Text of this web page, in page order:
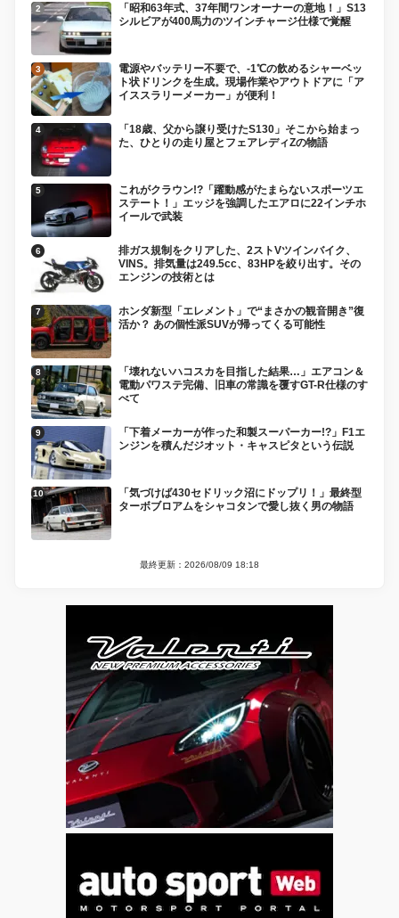
「昭和63年式、37年間ワンオーナーの意地！」S13
シルビアが400馬力のツインチャージ仕様で覚醒
電源やバッテリー不要で、-1℃の飲めるシャーベッ
ト状ドリンクを生成。現場作業やアウトドアに「ア
イススラリーメーカー」が便利！
「18歳、父から譲り受けたS130」そこから始まっ
た、ひとりの走り屋とフェアレディZの物語
これがクラウン!?「躍動感がたまらないスポーツエ
ステート！」エッジを強調したエアロに22インチホ
イールで武装
排ガス規制をクリアした、2ストVツインバイク、
VINS。排気量は249.5cc、83HPを絞り出す。その
エンジンの技術とは
ホンダ新型「エレメント」で“まさかの観音開き”復
活か？ あの個性派SUVが帰ってくる可能性
「壊れないハコスカを目指した結果…」エアコン＆
電動パワステ完備、旧車の常識を覆すGT-R仕様のす
べて
「下着メーカーが作った和製スーパーカー!?」F1エ
ンジンを積んだジオット・キャスピタという伝説
「気づけば430セドリック沼にドップリ！」最終型
ターボブロアムをシャコタンで愛し抜く男の物語
最終更新：2026/08/09 18:18